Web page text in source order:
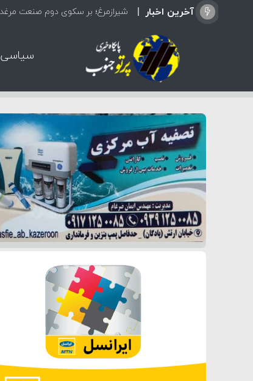
آخرین اخبار شیرازمرغ؛ بر سکوی دوم صنعت
سیاسی